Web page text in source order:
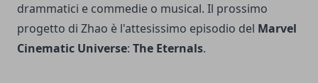
drammatici e commedie o musical. Il prossimo
progetto di Zhao è l'attesissimo episodio del Marvel
Cinematic Universe: The Eternals.